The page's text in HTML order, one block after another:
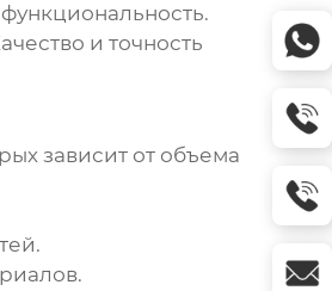
и точность
зависит от объема